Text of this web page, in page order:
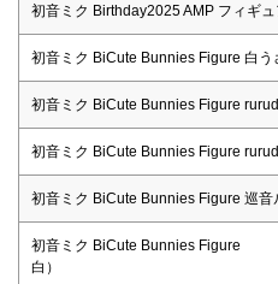
初音ミク Birthday2025 AMP フィギ
初音ミク BiCute Bunnies Figure 白う
初音ミク BiCute Bunnies Figure
初音ミク BiCute Bunnies Figure
初音ミク BiCute Bunnies Figure 巡音
初音ミク BiCute Bunnies Figure
白）